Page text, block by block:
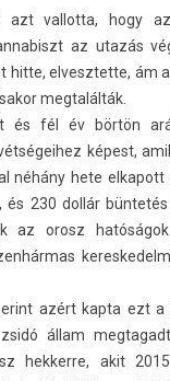
val­lotta, hogy
az utazás
hitte, el­vesztet­te, ám
meg­talál­ták.
és fél év börtön
képest,
néhány hete
és 230 dollár
az orosz
azért kapta ezt a
állam
hek­kerre, akit